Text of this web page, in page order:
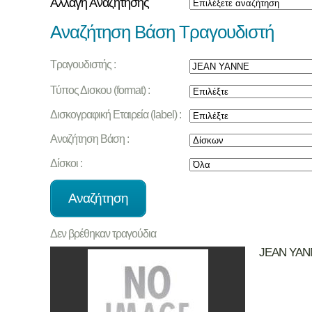
Αλλαγή Αναζήτησης
Αναζήτηση Βάση Τραγουδιστή
Τραγουδιστής :
Τύπος Δισκου (format) :
Δισκογραφική Εταιρεία (label) :
Αναζήτηση Βάση :
Δίσκοι :
Δεν βρέθηκαν τραγούδια
JEAN